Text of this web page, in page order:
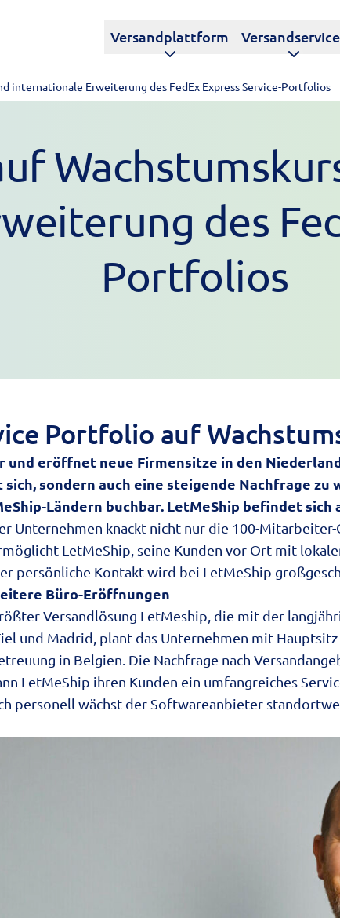
Versandplattform
internationale Erweiterung des FedEx Express Service-Portfolios
des
Portfolios
Portfolio auf
eröffnet neue Firmensitze in den
sondern auch eine steigende Nachfrage zu
Ländern buchbar. LetMeShip befindet
Unternehmen knackt nicht nur die 100-
LetMeShip, seine Kunden vor Ort mit
persönliche Kontakt wird bei LetMeShip
Büro-Eröffnungen
Versandlösung LetMeship, die mit der
und Madrid, plant das Unternehmen mit
in Belgien. Die Nachfrage nach
LetMeShip ihren Kunden ein umfangreiches
personell wächst der Softwareanbieter